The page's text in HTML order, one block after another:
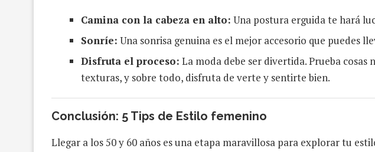
Camina con la cabeza en alto: Una postura erguida te hará
Sonríe: Una sonrisa genuina es el mejor accesorio que puedes
Disfruta el proceso: La moda debe ser divertida. Prueba cosas
texturas, y sobre todo, disfruta de verte y sentirte bien.
Conclusión: 5 Tips de Estilo femenino
Llegar a los 50 y 60 años es una etapa maravillosa para explorar tu